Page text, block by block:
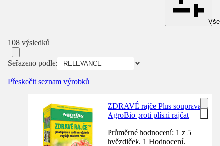
108 výsledků
Seřazeno podle:
Přeskočit seznam výrobků
ZDRAVÉ rajče Plus souprava
AgroBio proti plísni rajčat
Průměrné hodnocení: 1 z 5
hvězdiček. 1 Hodnocení.